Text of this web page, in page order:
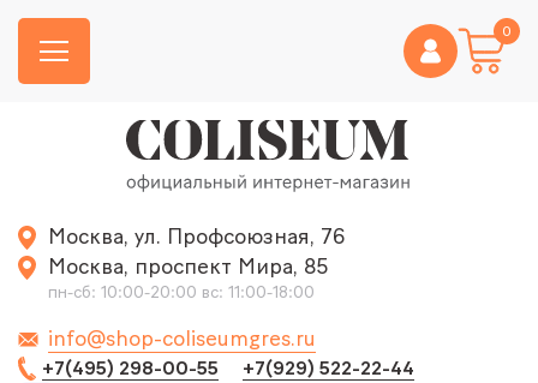
0
Москва, ул. Профсоюзная, 76
Москва, проспект Мира, 85
пн-сб: 10:00-20:00 вс: 11:00-18:00
info@shop-coliseumgres.ru
+7(495) 298-00-55 +7(929) 522-22-44